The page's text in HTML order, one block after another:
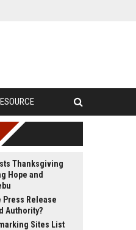
Thanksgiving
Hope and
Press Release
Authority?
Sites List